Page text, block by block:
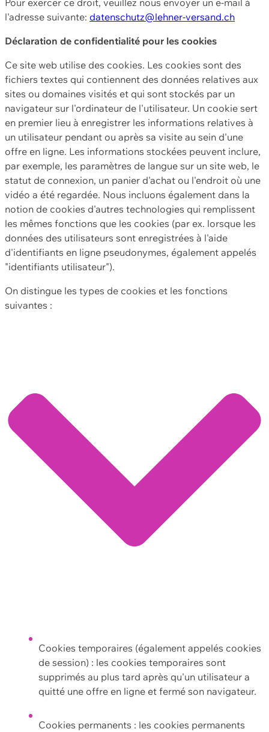
l'adresse suivante: datenschutz@lehner-versand.ch
Déclaration de confidentialité pour les cookies
Ce site web utilise des cookies. Les cookies sont des
fichiers textes qui contiennent des données relatives aux
sites ou domaines visités et qui sont stockés par un
navigateur sur l'ordinateur de l'utilisateur. Un cookie sert
en premier lieu à enregistrer les informations relatives à
un utilisateur pendant ou après sa visite au sein d'une
offre en ligne. Les informations stockées peuvent inclure,
par exemple, les paramètres de langue sur un site web, le
statut de connexion, un panier d'achat ou l'endroit où une
vidéo a été regardée. Nous incluons également dans la
notion de cookies d'autres technologies qui remplissent
les mêmes fonctions que les cookies (par ex. lorsque les
données des utilisateurs sont enregistrées à l'aide
d'identifiants en ligne pseudonymes, également appelés
"identifiants utilisateur").
On distingue les types de cookies et les fonctions
suivantes :
Cookies temporaires (également appelés cookies
de session) : les cookies temporaires sont
supprimés au plus tard après qu'un utilisateur a
quitté une offre en ligne et fermé son navigateur.
Cookies permanents : les cookies permanents